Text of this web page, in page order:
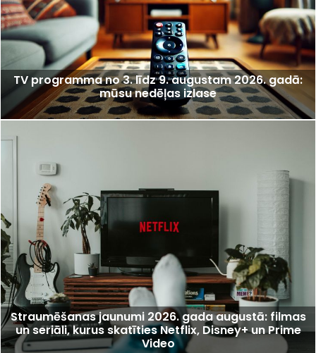
TV programma no 3. līdz 9. augustam 2026. gadā:
mūsu nedēļas izlase
Straumēšanas jaunumi 2026. gada augustā: filmas
un seriāli, kurus skatīties Netflix, Disney+ un Prime
Video